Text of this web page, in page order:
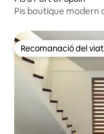
Pis boutique modern
Recomanació del
Recomanació del